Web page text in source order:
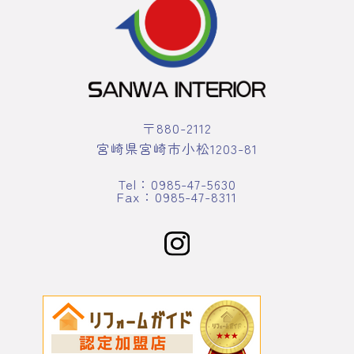
〒880-2112
宮崎県宮崎市小松1203-81
Tel：0985-47-5630
Fax：0985-47-8311